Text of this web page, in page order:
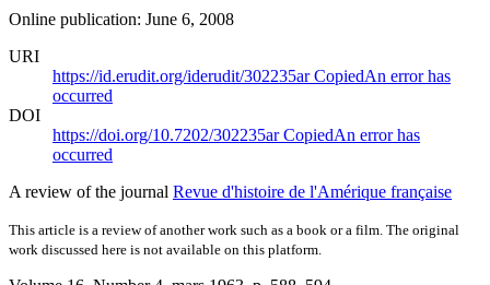
Online publication: June 6, 2008
URI
https://id.erudit.org/iderudit/302235arCopiedAn error has
occurred
DOI
https://doi.org/10.7202/302235arCopiedAn error has
occurred
A review of the journal Revue d'histoire de l'Amérique française
This article is a review of another work such as a book or a film. The original
work discussed here is not available on this platform.